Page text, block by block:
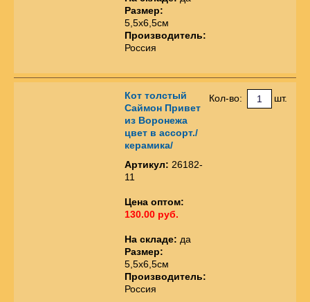
Размер:
5,5х6,5см
Производитель:
Россия
Кот толстый
Саймон Привет
из Воронежа
цвет в ассорт./
керамика/
Артикул: 26182-
11
Цена оптом:
130.00 руб.
На складе: да
Размер:
5,5х6,5см
Производитель:
Россия
Кол-во: шт.